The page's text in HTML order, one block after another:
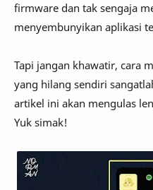
firmware dan tak sengaja
menyembunyikan aplikasi
Tapi jangan khawatir, cara
yang hilang sendiri
artikel ini akan mengulas
Yuk simak!